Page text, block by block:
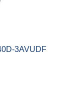
3AVUDF